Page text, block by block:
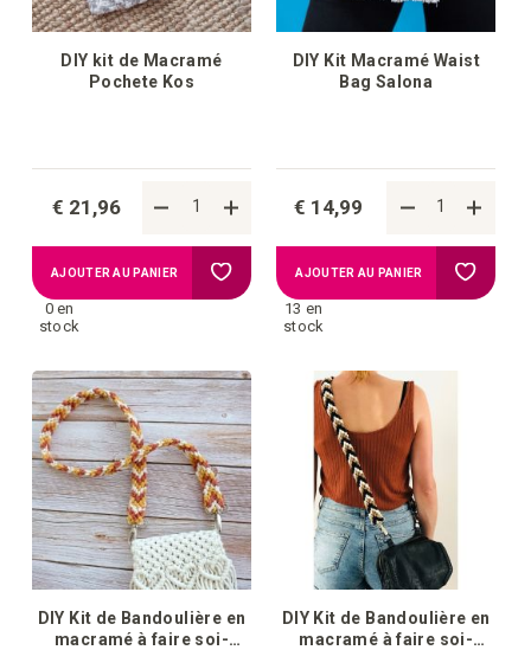
DIY kit de Macramé
Pochete Kos
€ 21,96
0 en
stock
AJOUTER AU PANIER Ajouter
la
liste
d'achats
DIY Kit Macramé Waist
Bag Salona
€ 14,99
13 en
stock
AJOUTER AU PANIER Ajouter
DIY Kit de Bandoulière en
macramé à faire soi-
DIY Kit de Bandoulière en
macramé à faire soi-